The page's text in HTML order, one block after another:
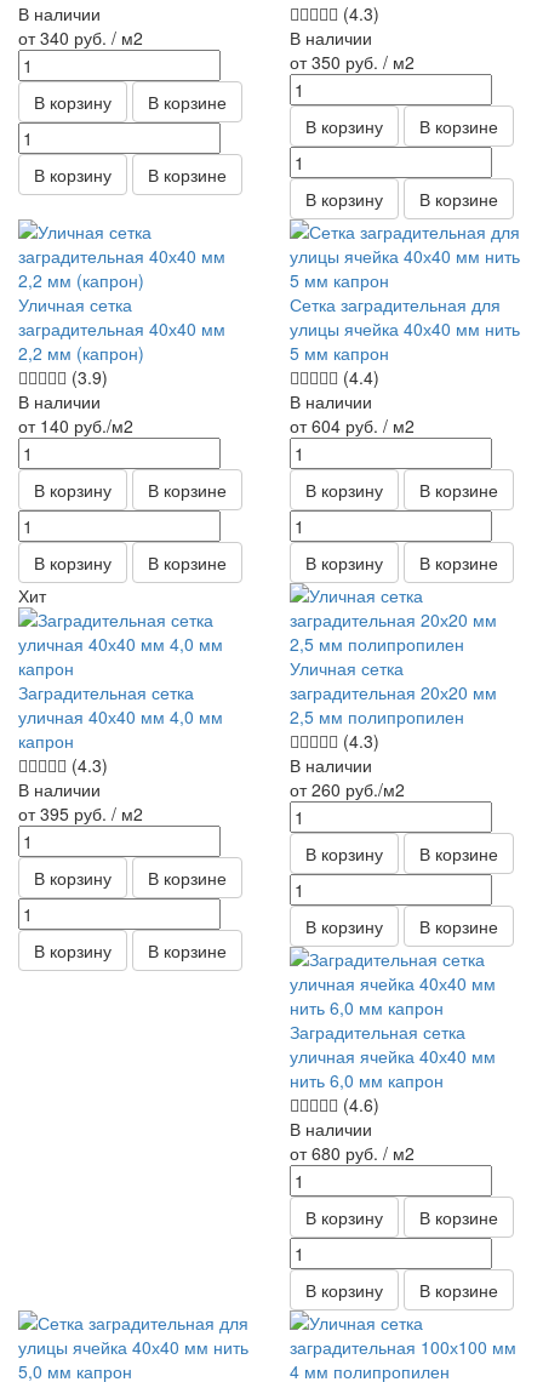
В наличии
от 340 руб. / м2
В корзину В корзине
В корзину В корзине
(4.3)
В наличии
от 350 руб. / м2
В корзину В корзине
В корзину В корзине
Уличная сетка
заградительная 40х40 мм
2,2 мм (капрон)
(3.9)
В наличии
от 140 руб./м2
В корзину В корзине
В корзину В корзине
Сетка заградительная для
улицы ячейка 40х40 мм нить
5 мм капрон
(4.4)
В наличии
от 604 руб. / м2
В корзину В корзине
В корзину
В корзине
Хит
Заградительная сетка
уличная 40х40 мм 4,0 мм
капрон
(4.3)
В наличии
от 395 руб. / м2
В корзину В корзине
В корзину В корзине
Уличная сетка
заградительная 20х20 мм
2,5 мм полипропилен
(4.3)
В наличии
от 260 руб./м2
В корзину В корзине
В корзину В корзине
Заградительная сетка
уличная ячейка 40х40 мм
нить 6,0 мм капрон
(4.6)
В наличии
от 680 руб. / м2
В корзину В корзине
В корзину В корзине